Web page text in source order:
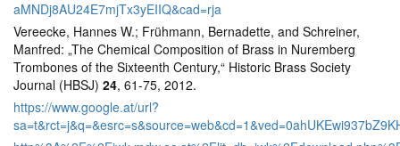
aMNDj8AU24E7mjTx3yEIIQ&cad=rja
Vereecke, Hannes W.; Frühmann, Bernadette, and Schreiner,
Manfred: „The Chemical Composition of Brass in Nuremberg
Trombones of the Sixteenth Century,“ Historic Brass Society
Journal (HBSJ) 24, 61-75, 2012.
https://www.google.at/url?